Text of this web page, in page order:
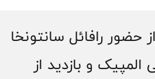
رافائل سانتونخا
و بازدید از